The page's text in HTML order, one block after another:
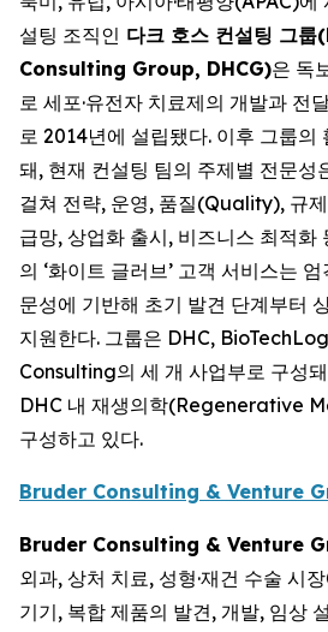
설팅 조직인 다크 호스 컨설팅 그
Consulting Group, DHCG)은 독
로 세포·유전자 치료제의 개발과 전
로 2014년에 설립됐다. 이후 그룹의
돼, 현재 컨설팅 팀의 주제별 전문성
걸쳐 전략, 운영, 품질(Quality), 규
급망, 상업화 출시, 비즈니스 최적화
의 ‘화이트 글러브’ 고객 서비스는
문성에 기반해 초기 발견 단계부터
지원한다. 그룹은 DHC,
Consulting의 세 개 사업부로 구성
DHC 내 재생의학(Regenerative
구성하고 있다.
Bruder Consulting & Venture
Bruder Consulting & Venture
외과, 상처 치료, 성형·재건 수술 시
기기, 복합 제품의 발견, 개발, 임상